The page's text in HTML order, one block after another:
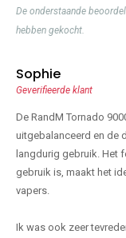
De onderstaande
hebben gekocht.
Sophie
Geverifieerde klant
De RandM Tornado
uitgebalanceerd en de
langdurig gebruik. Het
gebruik is, maakt het
vapers.
Ik was ook zeer